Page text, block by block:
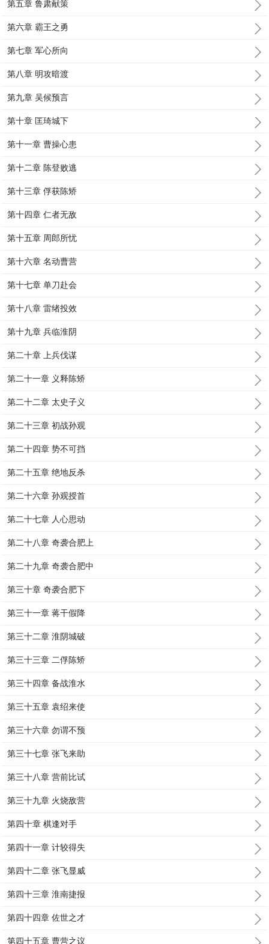
第五章 鲁肃献策
第六章 霸王之勇
第七章 军心所向
第八章 明攻暗渡
第九章 吴候预言
第十章 匡琦城下
第十一章 曹操心患
第十二章 陈登败逃
第十三章 俘获陈矫
第十四章 仁者无敌
第十五章 周郎所忧
第十六章 名动曹营
第十七章 单刀赴会
第十八章 雷绪投效
第十九章 兵临淮阴
第二十章 上兵伐谋
第二十一章 义释陈矫
第二十二章 太史子义
第二十三章 初战孙观
第二十四章 势不可挡
第二十五章 绝地反杀
第二十六章 孙观授首
第二十七章 人心思动
第二十八章 奇袭合肥上
第二十九章 奇袭合肥中
第三十章 奇袭合肥下
第三十一章 蒋干假降
第三十二章 淮阴城破
第三十三章 二俘陈矫
第三十四章 备战淮水
第三十五章 袁绍来使
第三十六章 勿谓不预
第三十七章 张飞来助
第三十八章 营前比试
第三十九章 火烧敌营
第四十章 棋逢对手
第四十一章 计较得失
第四十二章 张飞显威
第四十三章 淮南捷报
第四十四章 佐世之才
第四十五章 曹营之议